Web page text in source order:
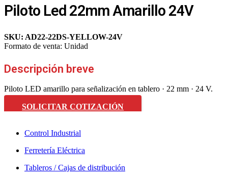
Piloto Led 22mm Amarillo 24V
SKU: AD22-22DS-YELLOW-24V
Formato de venta: Unidad
Descripción breve
Piloto LED amarillo para señalización en tablero · 22 mm · 24 V.
SOLICITAR COTIZACIÓN
Control Industrial
Ferretería Eléctrica
Tableros / Cajas de distribución